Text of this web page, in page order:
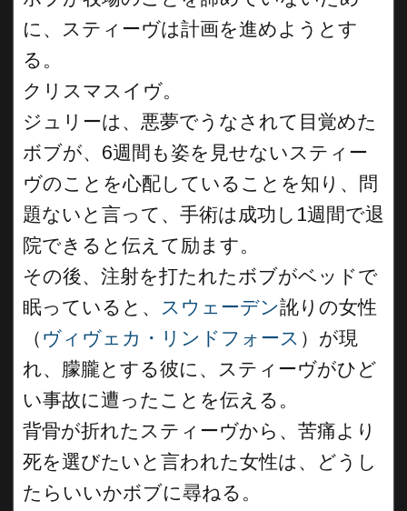
に、スティーヴは計画を進めようとす
る。
クリスマスイヴ。
ジュリーは、悪夢でうなされて目覚めた
ボブが、6週間も姿を見せないスティー
ヴのことを心配していることを知り、問
題ないと言って、手術は成功し1週間で退
院できると伝えて励ます。
その後、注射を打たれたボブがベッドで
眠っていると、
スウェーデン訛りの女性
（ ヴィヴェカ・リンドフォース ）が現
れ、朦朧とする彼に、スティーヴがひど
い事故に遭ったことを伝える。
背骨が折れたスティーヴから、苦痛より
死を選びたいと言われた女性は、どうし
たらいいかボブに尋ねる。